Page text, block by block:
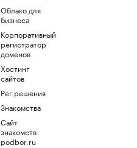
Облако для
бизнеса
Корпоративный
регистратор
доменов
Хостинг
сайтов
Рег.решения
Знакомства
Сайт
знакомств
podbor.ru